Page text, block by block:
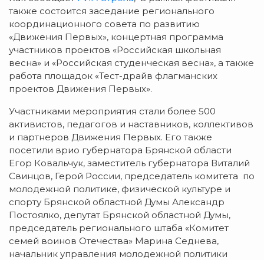
также состоится заседание регионального
координационного совета по развитию
«Движения Первых», концертная программа
участников проектов «Российская школьная
весна» и «Российская студенческая весна», а также
работа площадок «Тест-драйв флагманских
проектов Движения Первых».
Участниками мероприятия стали более 500
активистов, педагогов и наставников, коллективов
и партнеров Движения Первых. Его также
посетили врио губернатора Брянской области
Егор Ковальчук, заместитель губернатора Виталий
Свинцов, Герой России, председатель комитета по
молодежной политике, физической культуре и
спорту Брянской областной Думы Александр
Постоялко, депутат Брянской областной Думы,
председатель регионального штаба «Комитет
семей воинов Отечества» Марина Седнева,
начальник управления молодежной политики